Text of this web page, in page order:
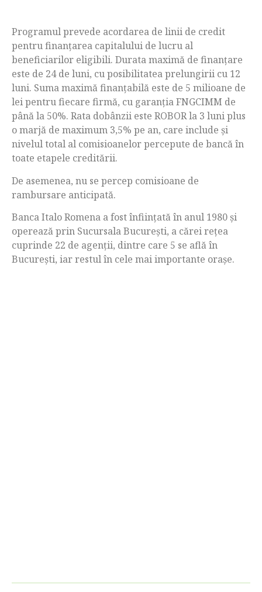
Programul prevede acordarea de linii de credit
pentru finanţarea capitalului de lucru al
beneficiarilor eligibili. Durata maximă de finanţare
este de 24 de luni, cu posibilitatea prelungirii cu 12
luni. Suma maximă finanţabilă este de 5 milioane de
lei pentru fiecare firmă, cu garanţia FNGCIMM de
până la 50%. Rata dobânzii este ROBOR la 3 luni plus
o marjă de maximum 3,5% pe an, care include şi
nivelul total al comisioanelor percepute de bancă în
toate etapele creditării.
De asemenea, nu se percep comisioane de
rambursare anticipată.
Banca Italo Romena a fost înfiinţată în anul 1980 și
operează prin Sucursala Bucureşti, a cărei reţea
cuprinde 22 de agenţii, dintre care 5 se află în
Bucureşti, iar restul în cele mai importante oraşe.